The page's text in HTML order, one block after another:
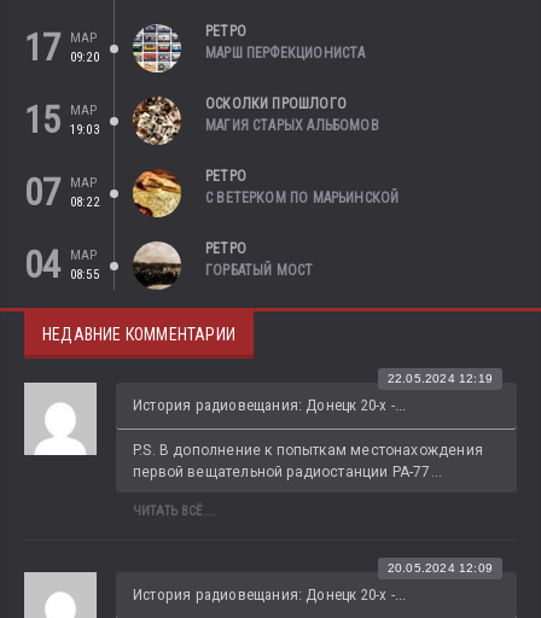
17
МАР
09:20
РЕТРО
МАРШ ПЕРФЕКЦИОНИСТА
15
МАР
19:03
ОСКОЛКИ ПРОШЛОГО
МАГИЯ СТАРЫХ АЛЬБОМОВ
07
МАР
08:22
РЕТРО
С ВЕТЕРКОМ ПО МАРЬИНСКОЙ
04
МАР
08:55
РЕТРО
ГОРБАТЫЙ МОСТ
НЕДАВНИЕ КОММЕНТАРИИ
История радиовещания: Донецк 20-х -...
22.05.2024 12:19
P.S. В дополнение к попыткам местонахождения
первой вещательной радиостанции РА-77...
ЧИТАТЬ ВСЁ...
История радиовещания: Донецк 20-х -...
20.05.2024 12:09